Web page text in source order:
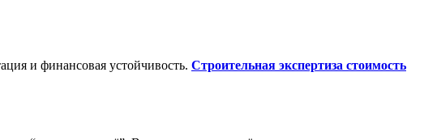
и финансовая устойчивость. Строительная экспертиза стоимость